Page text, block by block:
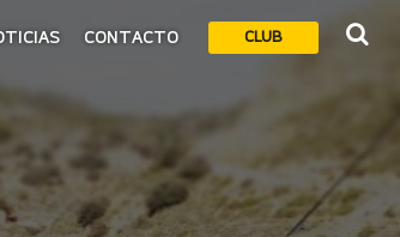
CLUB
CONTACTO